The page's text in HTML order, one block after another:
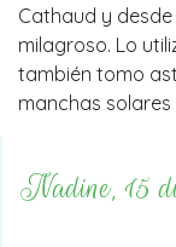
Cathaud y
milagroso. Lo
también tomo
manchas
Nadine, 15